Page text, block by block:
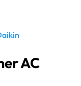
AC